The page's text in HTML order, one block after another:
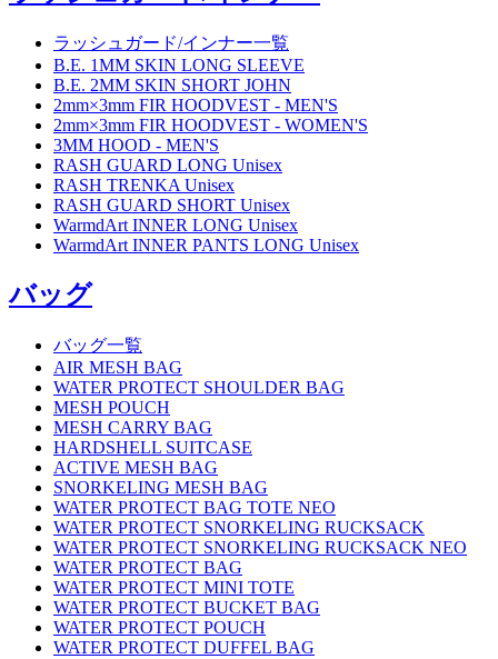
ラッシュガード/インナー一覧
B.E. 1MM SKIN LONG SLEEVE
B.E. 2MM SKIN SHORT JOHN
2mm×3mm FIR HOODVEST - MEN'S
2mm×3mm FIR HOODVEST - WOMEN'S
3MM HOOD - MEN'S
RASH GUARD LONG Unisex
RASH TRENKA Unisex
RASH GUARD SHORT Unisex
WarmdArt INNER LONG Unisex
WarmdArt INNER PANTS LONG Unisex
バッグ
バッグ一覧
AIR MESH BAG
WATER PROTECT SHOULDER BAG
MESH POUCH
MESH CARRY BAG
HARDSHELL SUITCASE
ACTIVE MESH BAG
SNORKELING MESH BAG
WATER PROTECT BAG TOTE NEO
WATER PROTECT SNORKELING RUCKSACK
WATER PROTECT SNORKELING RUCKSACK NEO
WATER PROTECT BAG
WATER PROTECT MINI TOTE
WATER PROTECT BUCKET BAG
WATER PROTECT POUCH
WATER PROTECT DUFFEL BAG